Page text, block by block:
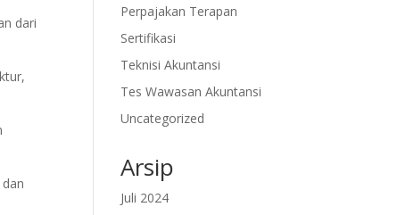
dari
Perpajakan Terapan
Sertifikasi
Teknisi Akuntansi
Tes Wawasan Akuntansi
Uncategorized
Arsip
Juli 2024